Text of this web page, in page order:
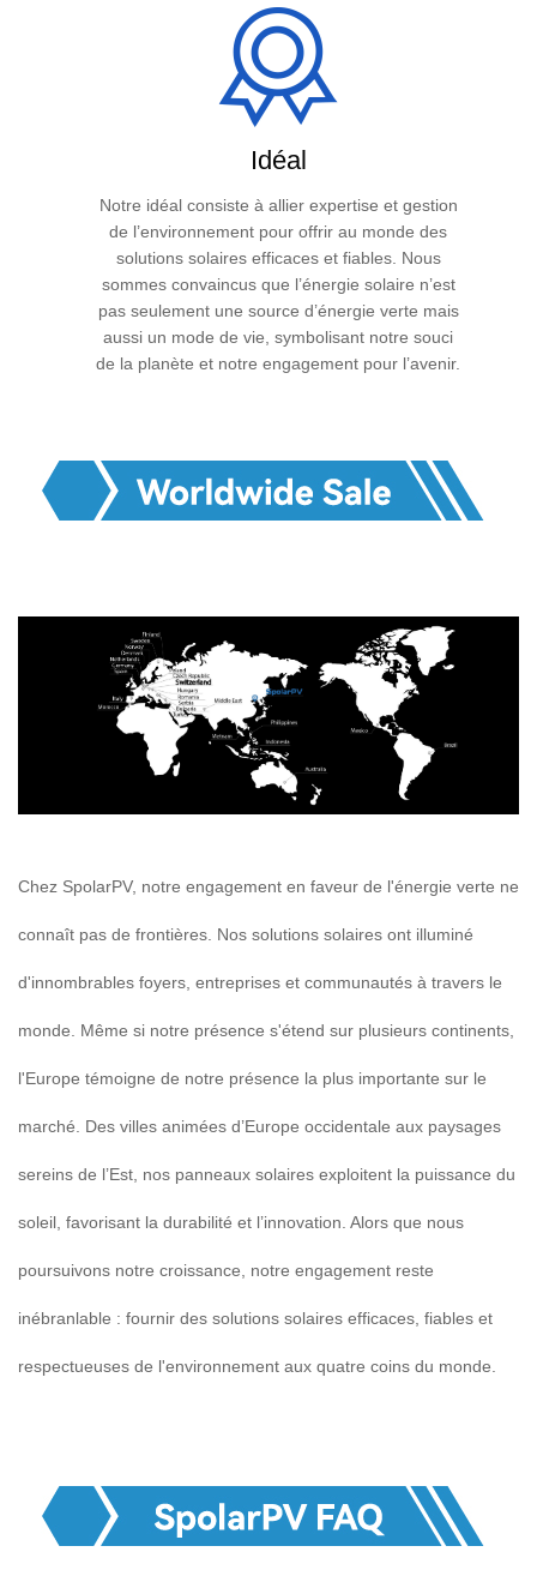
Idéal
Notre idéal consiste à allier expertise et gestion
de l’environnement pour offrir au monde des
solutions solaires efficaces et fiables. Nous
sommes convaincus que l’énergie solaire n’est
pas seulement une source d’énergie verte mais
aussi un mode de vie, symbolisant notre souci
de la planète et notre engagement pour l’avenir.
Chez SpolarPV, notre engagement en faveur de l'énergie verte ne
connaît pas de frontières. Nos solutions solaires ont illuminé
d'innombrables foyers, entreprises et communautés à travers le
monde. Même si notre présence s'étend sur plusieurs continents,
l'Europe témoigne de notre présence la plus importante sur le
marché. Des villes animées d’Europe occidentale aux paysages
sereins de l’Est, nos panneaux solaires exploitent la puissance du
soleil, favorisant la durabilité et l’innovation. Alors que nous
poursuivons notre croissance, notre engagement reste
inébranlable : fournir des solutions solaires efficaces, fiables et
respectueuses de l'environnement aux quatre coins du monde.